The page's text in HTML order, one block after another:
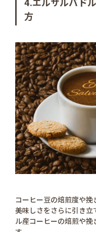
方
コーヒー豆の焙煎度や
美味しさをさらに引き
ル産コーヒーの焙煎や